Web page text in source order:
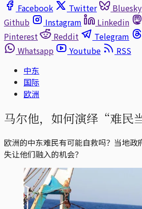
Facebook
Twitter Bluesky
Github
Instagram Linkedin
Pinterest
Reddit Telegram
Whatsapp
Youtube
RSS
中东
国际
欧洲
马尔他，如何演绎“难民
欧洲的中东难民有可能自救吗？当地政
失让他们融入的机会？